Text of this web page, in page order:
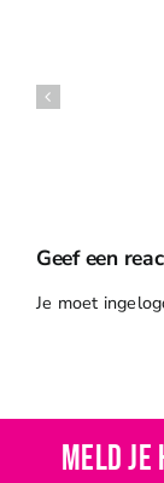
Geef een
Je moet
Meld je